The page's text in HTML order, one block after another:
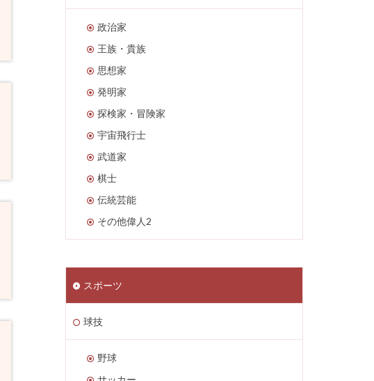
政治家
王族・貴族
思想家
発明家
探検家・冒険家
宇宙飛行士
武道家
棋士
伝統芸能
その他偉人2
スポーツ
球技
野球